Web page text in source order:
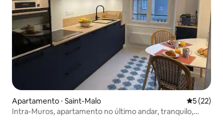
Apartamento ⋅ Saint-Malo 5 de uma
5 (22)
Intra-Muros, apartamento no último andar, tranquilo,